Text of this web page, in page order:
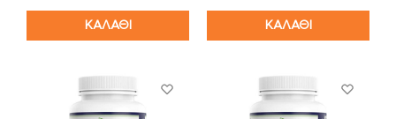
ΚΑΛΑΘΙ ΚΑΛΑΘΙ